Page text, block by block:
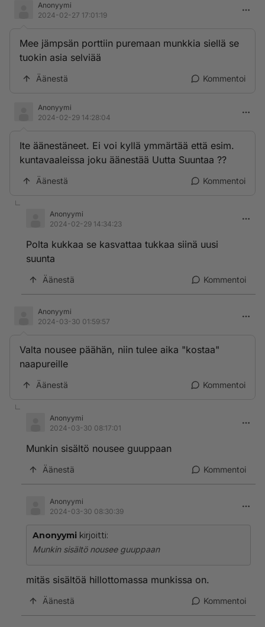
Anonyymi
2024-02-27 17:01:19
Mee jämpsän porttiin puremaan munkkia siellä se
tuokin asia selviää
Äänestä Kommentoi
Anonyymi
2024-02-29 14:28:04
Ite äänestäneet. Ei voi kyllä ymmärtää että esim.
kuntavaaleissa joku äänestää Uutta Suuntaa ??
Äänestä Kommentoi
Anonyymi
2024-02-29 14:34:23
Polta kukkaa se kasvattaa tukkaa siinä uusi
suunta
Äänestä Kommentoi
Anonyymi
2024-03-30 01:59:57
Valta nousee päähän, niin tulee aika "kostaa"
naapureille
Äänestä Kommentoi
Anonyymi
2024-03-30 08:17:01
Munkin sisältö nousee guuppaan
Äänestä Kommentoi
Anonyymi
2024-03-30 08:30:39
Anonyymi kirjoitti:
Munkin sisältö nousee guuppaan
mitäs sisältöä hillottomassa munkissa on.
Äänestä Kommentoi